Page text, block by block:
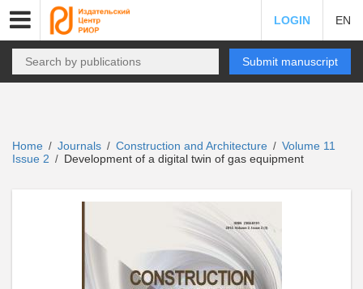
LOGIN EN
Submit manuscript
Home / Journals / Construction and Architecture / Volume 11
Issue 2 / Development of a digital twin of gas equipment